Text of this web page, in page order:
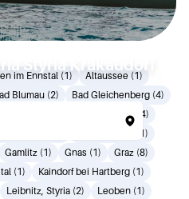
Styria Krakaudorf
im Ennstal (1)
Altaussee (1)
Blumau (2)
Bad Gleichenberg (4)
(2)
Bad Radkersburg (4)
Donnersbach (1)
Gamlitz (1) Gnas (1)
Graz (8)
(1)
Kaindorf bei Hartberg (1)
Leibnitz, Styria (2)
Leoben (1)